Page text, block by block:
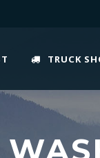
TRUCK